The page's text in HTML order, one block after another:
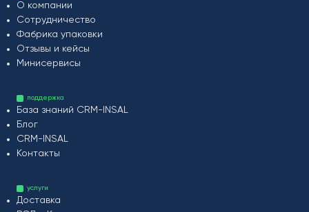
О компании
Сотрудничество
Фабрика упаковки
Отзывы и кейсы
Минисервисы
поддержка
База знаний CRM-INSAL
Блог
CRM-INSAL
Контакты
услуги
Доставка